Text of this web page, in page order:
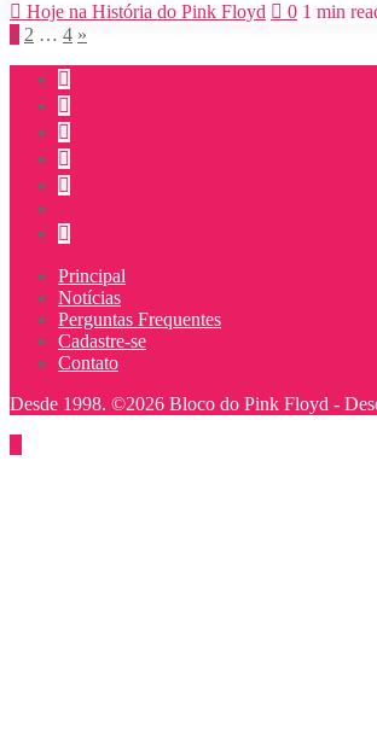
Hoje na História do Pink Floyd 0 1 min
Paginação
de
posts
1 2 … 4 »
Principal
Notícias
Perguntas Frequentes
Cadastre-se
Contato
Desde 1998. ©2026 Bloco do Pink Floyd -